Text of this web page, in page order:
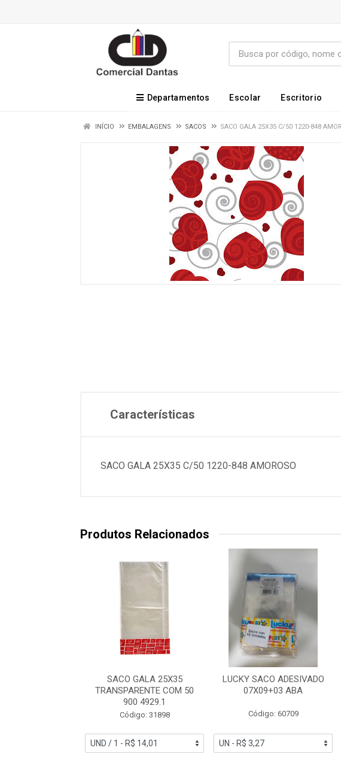
Departamentos Escolar Escritorio
INÍCIO EMBALAGENS SACOS SACO GALA 25X35 C/50 1220-848
Características
SACO GALA 25X35 C/50 1220-848 AMOROSO
Produtos Relacionados
SACO GALA 25X35
TRANSPARENTE COM 50
900 4929.1
Código: 31898
LUCKY SACO ADESIVADO
07X09+03 ABA
Código: 60709